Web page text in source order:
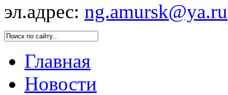
эл.адрес: ng.amursk@ya.ru
Главная
Новости